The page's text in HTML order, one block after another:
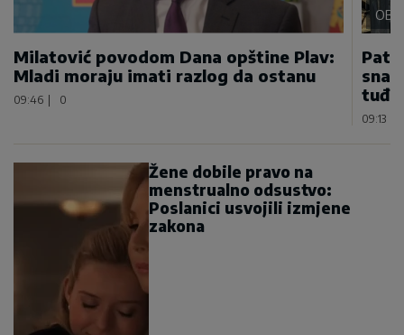
Milatović povodom Dana opštine Plav:
Mladi moraju imati razlog da ostanu
09:46 0
09:13
Žene dobile pravo na
menstrualno odsustvo:
Poslanici usvojili izmjene
zakona